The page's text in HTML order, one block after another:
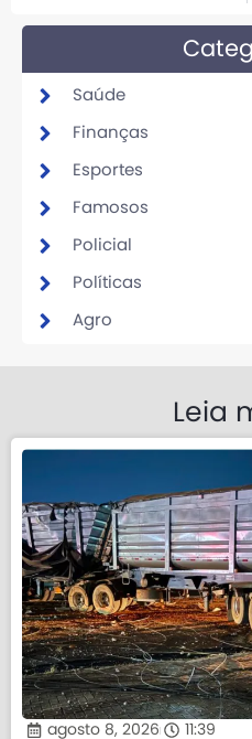
Saúde
Finanças
Esportes
Famosos
Policial
Políticas
Agro
Leia
agosto 8, 2026 11:39